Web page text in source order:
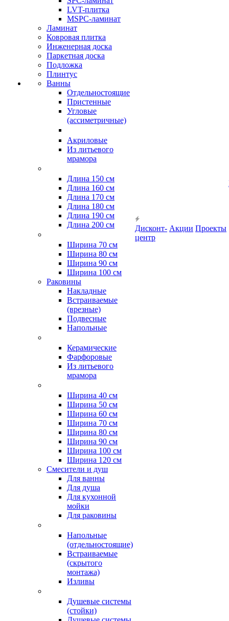
LVT-плитка
MSPC-ламинат
Ламинат
Ковровая плитка
Инженерная доска
Паркетная доска
Подложка
Плинтус
Ванны
Отдельностоящие
Пристенные
Угловые
(ассиметричные)
Акриловые
Из литьевого
мрамора
Длина 150 см
Длина 160 см
Длина 170 см
Длина 180 см
Длина 190 см
Длина 200 см
Ширина 70 см
Ширина 80 см
Ширина 90 см
Ширина 100 см
Раковины
Накладные
Встраиваемые
(врезные)
Подвесные
Напольные
Керамические
Фарфоровые
Из литьевого
мрамора
Ширина 40 см
Ширина 50 см
Ширина 60 см
Ширина 70 см
Ширина 80 см
Ширина 90 см
Ширина 100 см
Ширина 120 см
Смесители и душ
Для ванны
Для душа
Для кухонной
мойки
Для раковины
Напольные
(отдельностоящие)
Встраиваемые
(скрытого
монтажа)
Изливы
Душевые системы
(стойки)
Дисконт-
центр
Акции Проекты